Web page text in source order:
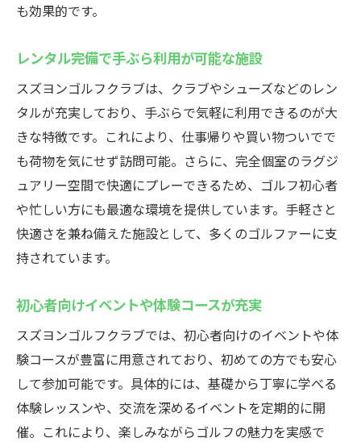
も効果的です。
レンタル完備で手ぶら利用が可能な施設
スズヨンゴルフクラブは、クラブやシューズなどのレン
タルが充実しており、手ぶらで気軽に利用できるのが大
きな特徴です。これにより、仕事帰りや買い物ついでで
も荷物を気にせず訪問可能。さらに、完全個室のラグジ
ュアリー空間で快適にプレーできるため、ゴルフ初心者
や忙しい方にも最適な環境を提供しています。手軽さと
快適さを兼ね備えた施設として、多くのゴルファーに支
持されています。
初心者向けイベントや体験コースが充実
スズヨンゴルフクラブでは、初心者向けのイベントや体
験コースが豊富に用意されており、初めての方でも安心
して参加可能です。具体的には、基礎から丁寧に学べる
体験レッスンや、交流を深めるイベントを定期的に開
催。これにより、楽しみながらゴルフの魅力を実感で